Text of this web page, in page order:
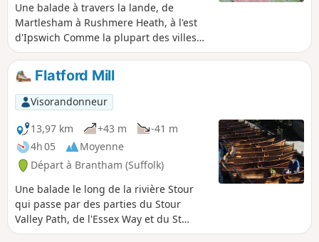
Une balade à travers la lande, de
Martlesham à Rushmere Heath, à l'est
d'Ipswich Comme la plupart des villes
modernes, Ipswich souffre d'un
étalement urbain qui semble sans fin et
qui engloutit les villages traditionnels
qui l'entouraient autrefois. Mais cette
balade suit la lande cachée derrière les
lotissements, de Martlesham à
Rushmere Heath et à l'hôpital d'Ipswich.
Flatford Mill
Visorandonneur
13,97 km
+43 m
-41 m
4h 05
Moyenne
Départ à Brantham (Suffolk)
Une balade le long de la rivière Stour
qui passe par des parties du Stour
Valley Path, de l'Essex Way et du St
Edmund's Way. Flatford Mill est un coin